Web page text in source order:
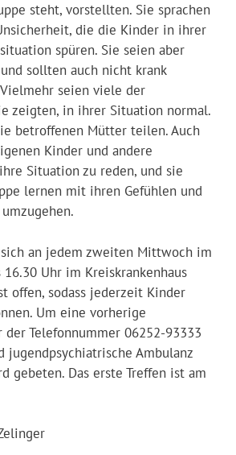
steht, vorstellten. Sie sprachen
die die Kinder in ihrer
spüren. Sie seien aber
sollten auch nicht krank
seien viele der
zeigten, in ihrer Situation normal.
betroffenen Mütter teilen. Auch
Kinder und andere
Situation zu reden, und sie
lernen mit ihren Gefühlen und
an jedem zweiten Mittwoch im
Uhr im Kreiskrankenhaus
offen, sodass jederzeit Kinder
Um eine vorherige
Telefonnummer 06252-93333
jugendpsychiatrische Ambulanz
gebeten. Das erste Treffen ist am